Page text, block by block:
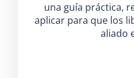
una guía práctica,
aplicar para que los
aliado